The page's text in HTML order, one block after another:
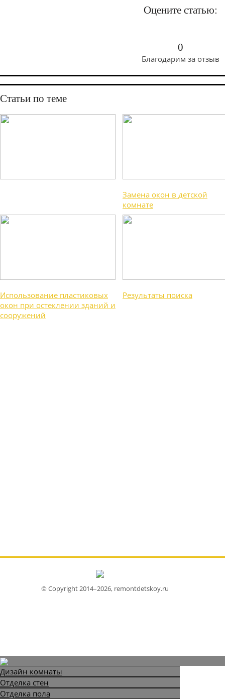
Оцените статью:
0
Благодарим за отзыв
Статьи по теме
Замена окон в детской
комнате
Использование пластиковых
окон при остеклении зданий и
сооружений
Результаты поиска
© Copyright 2014–2026, remontdetskoy.ru
Дизайн комнаты
Отделка стен
Отделка пола